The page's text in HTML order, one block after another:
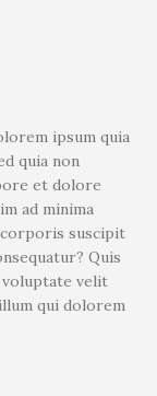
ipsum quia
quia non
et dolore
ad minima
suscipit
Quis
velit
qui dolorem